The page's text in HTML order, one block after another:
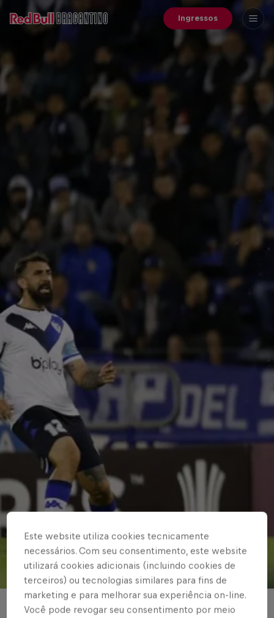
Ingressos
© Red Bull Bragantino
COMPETIÇÕES CONTINENTAIS
Este website utiliza cookies tecnicamente
necessários. Com seu consentimento, este website
utilizará cookies adicionais (incluindo cookies de
terceiros) ou tecnologias similares para fins de
marketing e para melhorar sua experiência on-line.
Você pode revogar seu consentimento por meio